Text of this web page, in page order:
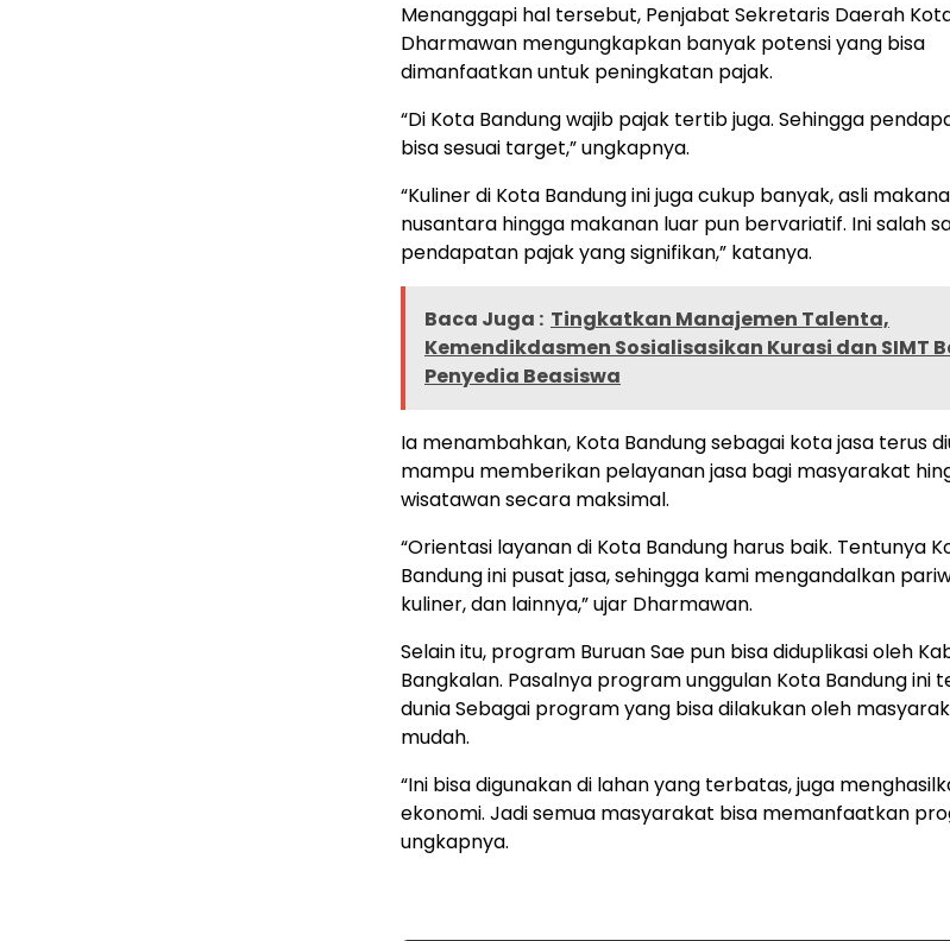
Menanggapi hal tersebut, Penjabat Sekretaris Daerah
Dharmawan mengungkapkan banyak potensi yang bisa
dimanfaatkan untuk peningkatan pajak.
“Di Kota Bandung wajib pajak tertib juga. Sehingga
bisa sesuai target,” ungkapnya.
“Kuliner di Kota Bandung ini juga cukup banyak, asli
nusantara hingga makanan luar pun bervariatif. Ini salah
pendapatan pajak yang signifikan,” katanya.
Baca Juga : Tingkatkan Manajemen Talenta,
Kemendikdasmen Sosialisasikan Kurasi dan SIMT
Penyedia Beasiswa
Ia menambahkan, Kota Bandung sebagai kota jasa terus
mampu memberikan pelayanan jasa bagi masyarakat
wisatawan secara maksimal.
“Orientasi layanan di Kota Bandung harus baik. Tentunya
Bandung ini pusat jasa, sehingga kami mengandalkan
kuliner, dan lainnya,” ujar Dharmawan.
Selain itu, program Buruan Sae pun bisa diduplikasi oleh
Bangkalan. Pasalnya program unggulan Kota Bandung ini
dunia Sebagai program yang bisa dilakukan oleh
mudah.
“Ini bisa digunakan di lahan yang terbatas, juga
ekonomi. Jadi semua masyarakat bisa memanfaatkan
ungkapnya.